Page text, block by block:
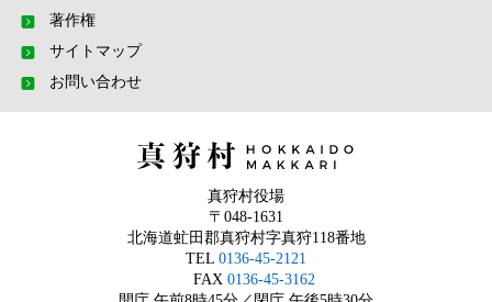
著作権
サイトマップ
お問い合わせ
真狩村役場
〒048-1631
北海道虻田郡真狩村字真狩118番地
TEL 0136-45-2121
FAX 0136-45-3162